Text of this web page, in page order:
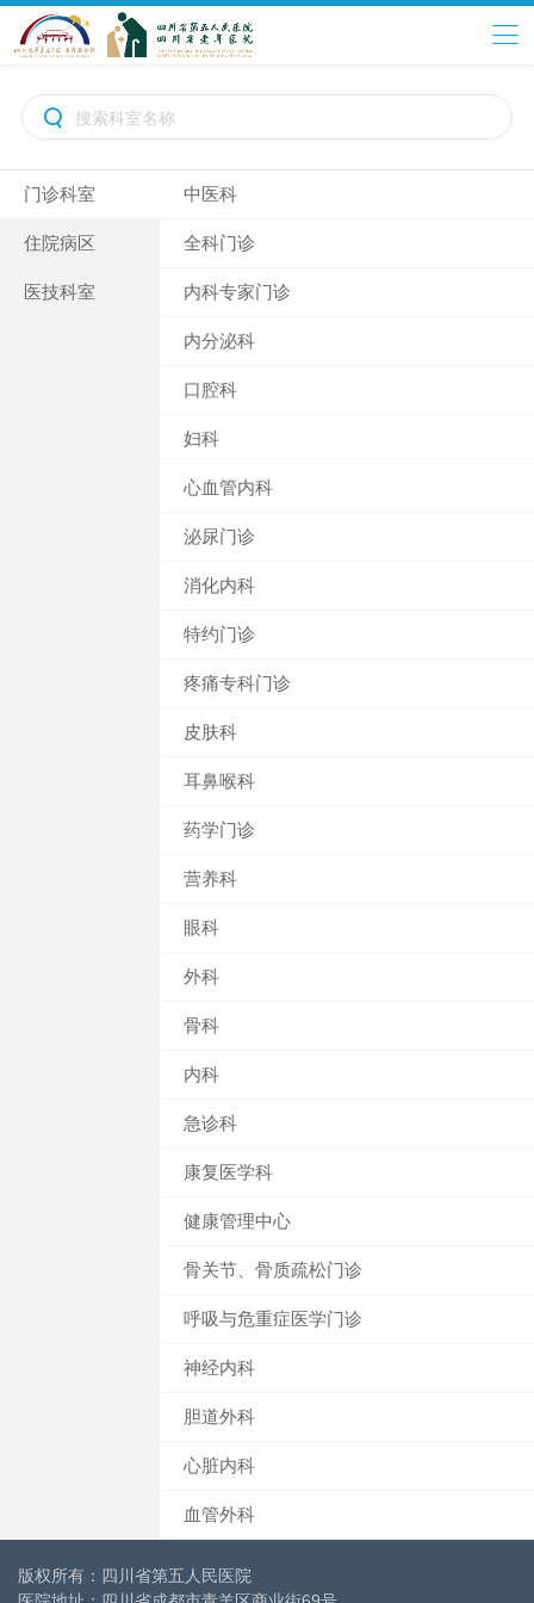

门诊科室
住院病区
医技科室
中医科
全科门诊
内科专家门诊
内分泌科
口腔科
妇科
心血管内科
泌尿门诊
消化内科
特约门诊
疼痛专科门诊
皮肤科
耳鼻喉科
药学门诊
营养科
眼科
外科
骨科
内科
急诊科
康复医学科
健康管理中心
骨关节、骨质疏松门诊
呼吸与危重症医学门诊
神经内科
胆道外科
心脏内科
血管外科
版权所有：四川省第五人民医院